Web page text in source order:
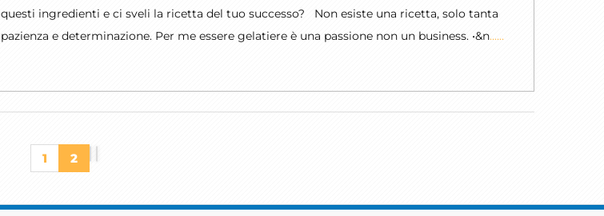
questi ingredienti e ci sveli la ricetta del tuo successo? Non esiste una ricetta, solo tanta
pazienza e determinazione. Per me essere gelatiere è una passione non un business. •&n......
1 2